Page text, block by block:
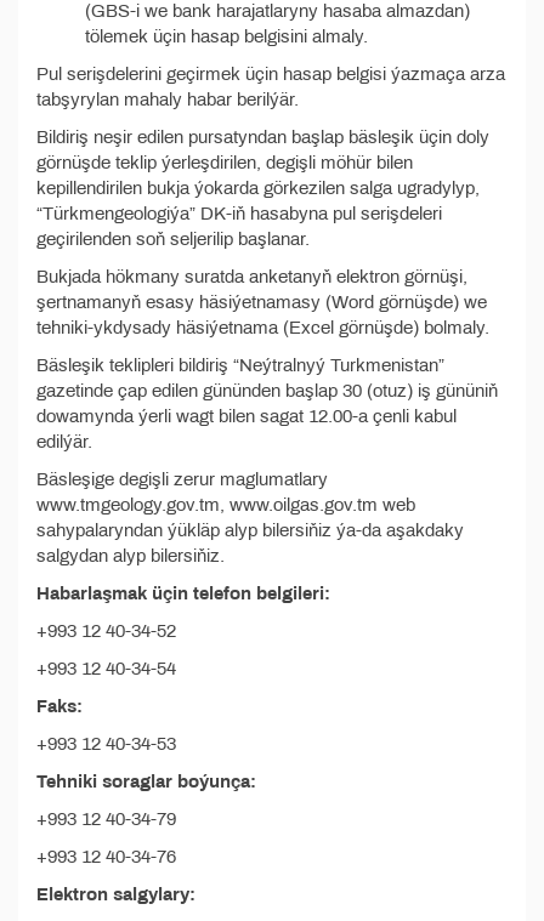
(GBS-i we bank harajatlaryny hasaba almazdan)
tölemek üçin hasap belgisini almaly.
Pul serişdelerini geçirmek üçin hasap belgisi ýazmaça arza
tabşyrylan mahaly habar berilýär.
Bildiriş neşir edilen pursatyndan başlap bäsleşik üçin doly
görnüşde teklip ýerleşdirilen, degişli möhür bilen
kepillendirilen bukja ýokarda görkezilen salga ugradylyp,
“Türkmengeologiýa” DK-iň hasabyna pul serişdeleri
geçirilenden soň seljerilip başlanar.
Bukjada hökmany suratda anketanyň elektron görnüşi,
şertnamanyň esasy häsiýetnamasy (Word görnüşde) we
tehniki-ykdysady häsiýetnama (Excel görnüşde) bolmaly.
Bäsleşik teklipleri bildiriş “Neýtralnyý Turkmenistan”
gazetinde çap edilen gününden başlap 30 (otuz) iş gününiň
dowamynda ýerli wagt bilen sagat 12.00-a çenli kabul
edilýär.
Bäsleşige degişli zerur maglumatlary
www.tmgeology.gov.tm, www.oilgas.gov.tm web
sahypalaryndan ýükläp alyp bilersiňiz ýa-da aşakdaky
salgydan alyp bilersiňiz.
Habarlaşmak üçin telefon belgileri:
+993 12 40-34-52
+993 12 40-34-54
Faks:
+993 12 40-34-53
Tehniki soraglar boýunça:
+993 12 40-34-79
+993 12 40-34-76
Elektron salgylary: